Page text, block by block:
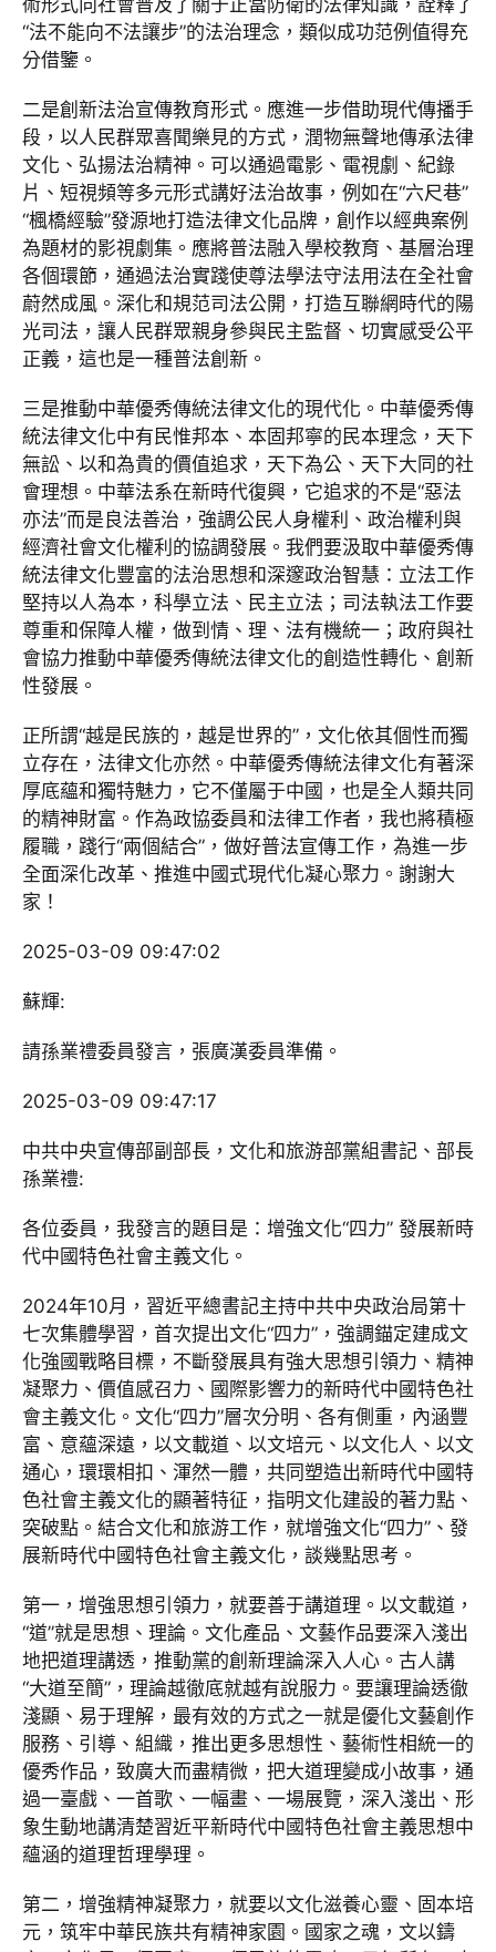
術形式向社會普及了關于正當防衛的法律知識，詮釋了
“法不能向不法讓步”的法治理念，類似成功范例值得充
分借鑒。
二是創新法治宣傳教育形式。應進一步借助現代傳播手
段，以人民群眾喜聞樂見的方式，潤物無聲地傳承法律
文化、弘揚法治精神。可以通過電影、電視劇、紀錄
片、短視頻等多元形式講好法治故事，例如在“六尺巷”
“楓橋經驗”發源地打造法律文化品牌，創作以經典案例
為題材的影視劇集。應將普法融入學校教育、基層治理
各個環節，通過法治實踐使尊法學法守法用法在全社會
蔚然成風。深化和規范司法公開，打造互聯網時代的陽
光司法，讓人民群眾親身參與民主監督、切實感受公平
正義，這也是一種普法創新。
三是推動中華優秀傳統法律文化的現代化。中華優秀傳
統法律文化中有民惟邦本、本固邦寧的民本理念，天下
無訟、以和為貴的價值追求，天下為公、天下大同的社
會理想。中華法系在新時代復興，它追求的不是“惡法
亦法”而是良法善治，強調公民人身權利、政治權利與
經濟社會文化權利的協調發展。我們要汲取中華優秀傳
統法律文化豐富的法治思想和深邃政治智慧：立法工作
堅持以人為本，科學立法、民主立法；司法執法工作要
尊重和保障人權，做到情、理、法有機統一；政府與社
會協力推動中華優秀傳統法律文化的創造性轉化、創新
性發展。
正所謂“越是民族的，越是世界的”，文化依其個性而獨
立存在，法律文化亦然。中華優秀傳統法律文化有著深
厚底蘊和獨特魅力，它不僅屬于中國，也是全人類共同
的精神財富。作為政協委員和法律工作者，我也將積極
履職，踐行“兩個結合”，做好普法宣傳工作，為進一步
全面深化改革、推進中國式現代化凝心聚力。謝謝大
家！
2025-03-09 09:47:02
蘇輝:
請孫業禮委員發言，張廣漢委員準備。
2025-03-09 09:47:17
中共中央宣傳部副部長，文化和旅游部黨組書記、部長
孫業禮:
各位委員，我發言的題目是：增強文化“四力” 發展新時
代中國特色社會主義文化。
2024年10月，習近平總書記主持中共中央政治局第十
七次集體學習，首次提出文化“四力”，強調錨定建成文
化強國戰略目標，不斷發展具有強大思想引領力、精神
凝聚力、價值感召力、國際影響力的新時代中國特色社
會主義文化。文化“四力”層次分明、各有側重，內涵豐
富、意蘊深遠，以文載道、以文培元、以文化人、以文
通心，環環相扣、渾然一體，共同塑造出新時代中國特
色社會主義文化的顯著特征，指明文化建設的著力點、
突破點。結合文化和旅游工作，就增強文化“四力”、發
展新時代中國特色社會主義文化，談幾點思考。
第一，增強思想引領力，就要善于講道理。以文載道，
“道”就是思想、理論。文化產品、文藝作品要深入淺出
地把道理講透，推動黨的創新理論深入人心。古人講
“大道至簡”，理論越徹底就越有說服力。要讓理論透徹
淺顯、易于理解，最有效的方式之一就是優化文藝創作
服務、引導、組織，推出更多思想性、藝術性相統一的
優秀作品，致廣大而盡精微，把大道理變成小故事，通
過一臺戲、一首歌、一幅畫、一場展覽，深入淺出、形
象生動地講清楚習近平新時代中國特色社會主義思想中
蘊涵的道理哲理學理。
第二，增強精神凝聚力，就要以文化滋養心靈、固本培
元，筑牢中華民族共有精神家園。國家之魂，文以鑄